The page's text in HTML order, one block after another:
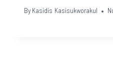
By Kasidis Kasisukworakul